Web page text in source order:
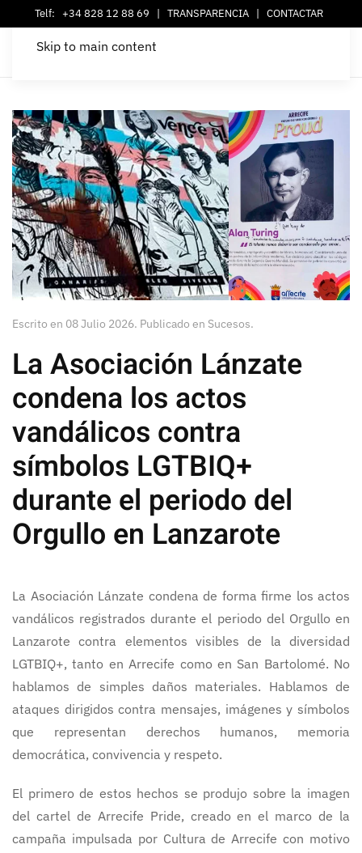
Telf: +34 828 12 88 69 | TRANSPARENCIA | CONTACTAR
Skip to main content
Escrito en 08 Julio 2026. Publicado en Sucesos.
La Asociación Lánzate
condena los actos
vandálicos contra
símbolos LGTBIQ+
durante el periodo del
Orgullo en Lanzarote
La Asociación Lánzate condena de forma firme los actos
vandálicos registrados durante el periodo del Orgullo en
Lanzarote contra elementos visibles de la diversidad
LGTBIQ+, tanto en Arrecife como en San Bartolomé. No
hablamos de simples daños materiales. Hablamos de
ataques dirigidos contra mensajes, imágenes y símbolos
que representan derechos humanos, memoria
democrática, convivencia y respeto.
El primero de estos hechos se produjo sobre la imagen
del cartel de Arrecife Pride, creado en el marco de la
campaña impulsada por Cultura de Arrecife con motivo